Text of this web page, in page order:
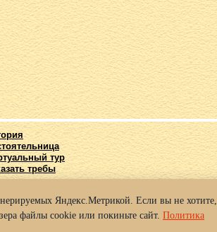
тур
требы
Кирилла и Мефодия г. Нижний Новгород.
Яндекс.Метрикой. Если вы не хотите,
файлы cookie или покиньте сайт. Политика